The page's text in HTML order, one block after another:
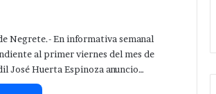
Negrete.- En informativa semanal
al primer viernes del mes de
José Huerta Espinoza anuncio…